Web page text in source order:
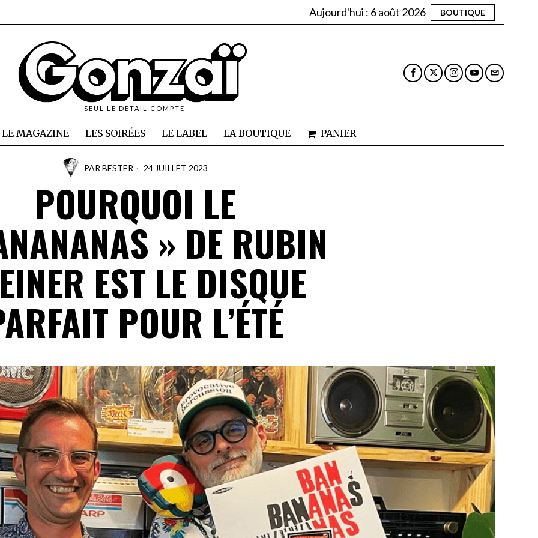
Aujourd'hui : 6 août 2026 BOUTIQUE
SEUL LE DETAIL COMPTE
LE MAGAZINE LES SOIRÉES LE LABEL LA BOUTIQUE PANIER
PAR BESTER 24 JUILLET 2023
POURQUOI LE
» DE RUBIN
EST LE DISQUE
POUR L’ÉTÉ